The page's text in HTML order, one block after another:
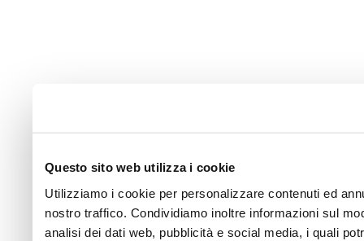
Questo sito web utilizza i cookie
Utilizziamo i cookie per personalizzare contenuti ed
nostro traffico. Condividiamo inoltre informazioni sul
analisi dei dati web, pubblicità e social media, i quali